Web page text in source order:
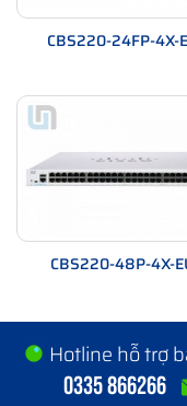
CBS220-24FP-4X-
CBS220-48P-4X-
Hotline hỗ trợ
0335 866266